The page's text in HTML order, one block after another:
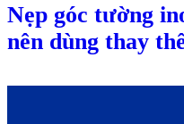
Nẹp góc tường
nên dùng thay